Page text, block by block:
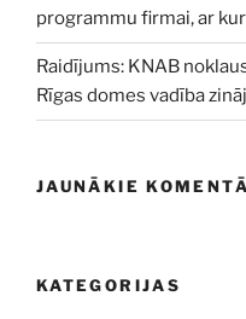
programmu firmai, ar
Raidījums: KNAB
Rīgas domes vadība
JAUNĀKIE
KATEGORIJAS